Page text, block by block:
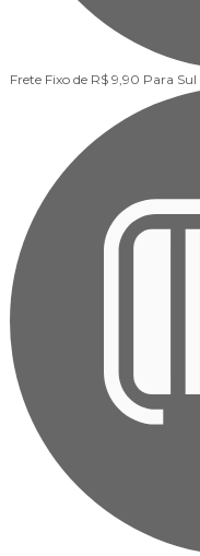
Frete Fixo de R$ 9,90 Para